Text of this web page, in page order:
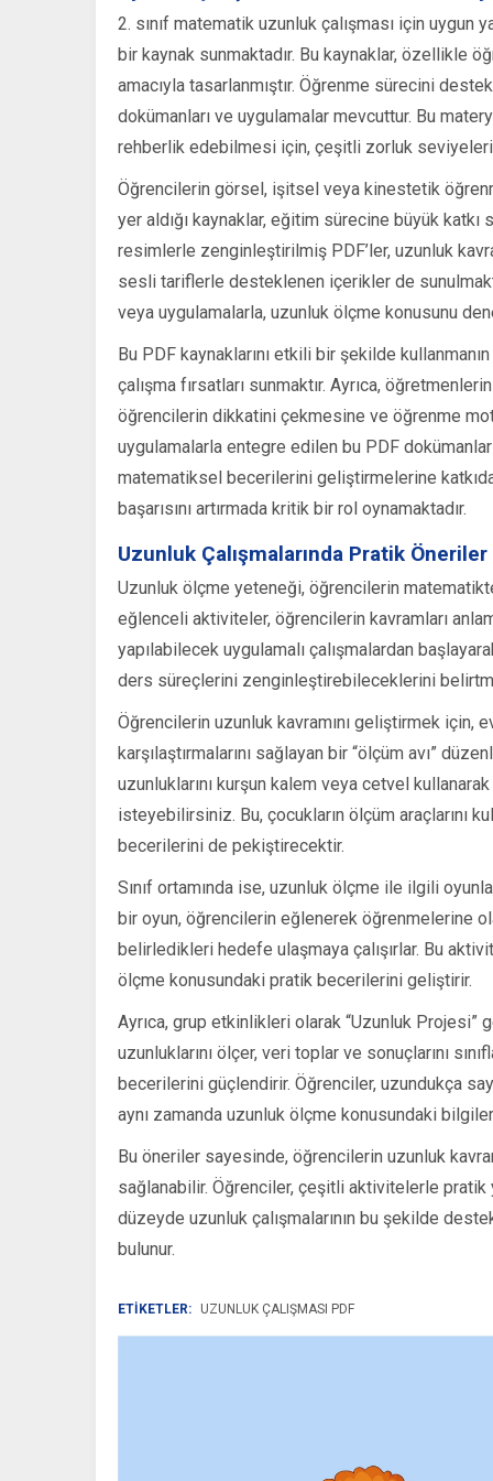
2. sınıf matematik uzunluk çalışması için
bir kaynak sunmaktadır. Bu kaynaklar, özellikle
amacıyla tasarlanmıştır. Öğrenme sürecini
dokümanları ve uygulamalar mevcuttur. Bu
rehberlik edebilmesi için, çeşitli zorluk
Öğrencilerin görsel, işitsel veya kinestetik
yer aldığı kaynaklar, eğitim sürecine büyük
resimlerle zenginleştirilmiş PDF’ler, uzunluk
sesli tariflerle desteklenen içerikler de
veya uygulamalarla, uzunluk ölçme konusunu
Bu PDF kaynaklarını etkili bir şekilde
çalışma fırsatları sunmaktır. Ayrıca,
öğrencilerin dikkatini çekmesine ve öğrenme
uygulamalarla entegre edilen bu PDF
matematiksel becerilerini geliştirmelerine
başarısını artırmada kritik bir rol oynamaktadır.
Uzunluk Çalışmalarında Pratik Öneriler
Uzunluk ölçme yeteneği, öğrencilerin
eğlenceli aktiviteler, öğrencilerin kavramları
yapılabilecek uygulamalı çalışmalardan
ders süreçlerini zenginleştirebileceklerini
Öğrencilerin uzunluk kavramını geliştirmek için,
karşılaştırmalarını sağlayan bir “ölçüm avı”
uzunluklarını kurşun kalem veya cetvel
isteyebilirsiniz. Bu, çocukların ölçüm araçlarını
becerilerini de pekiştirecektir.
Sınıf ortamında ise, uzunluk ölçme ile ilgili
bir oyun, öğrencilerin eğlenerek öğrenmelerine
belirledikleri hedefe ulaşmaya çalışırlar. Bu
ölçme konusundaki pratik becerilerini geliştirir.
Ayrıca, grup etkinlikleri olarak “Uzunluk Projesi”
uzunluklarını ölçer, veri toplar ve sonuçlarını
becerilerini güçlendirir. Öğrenciler, uzundukça
aynı zamanda uzunluk ölçme konusundaki
Bu öneriler sayesinde, öğrencilerin uzunluk
sağlanabilir. Öğrenciler, çeşitli aktivitelerle
düzeyde uzunluk çalışmalarının bu şekilde
bulunur.
ETİKETLER: UZUNLUK ÇALIŞMASI PDF